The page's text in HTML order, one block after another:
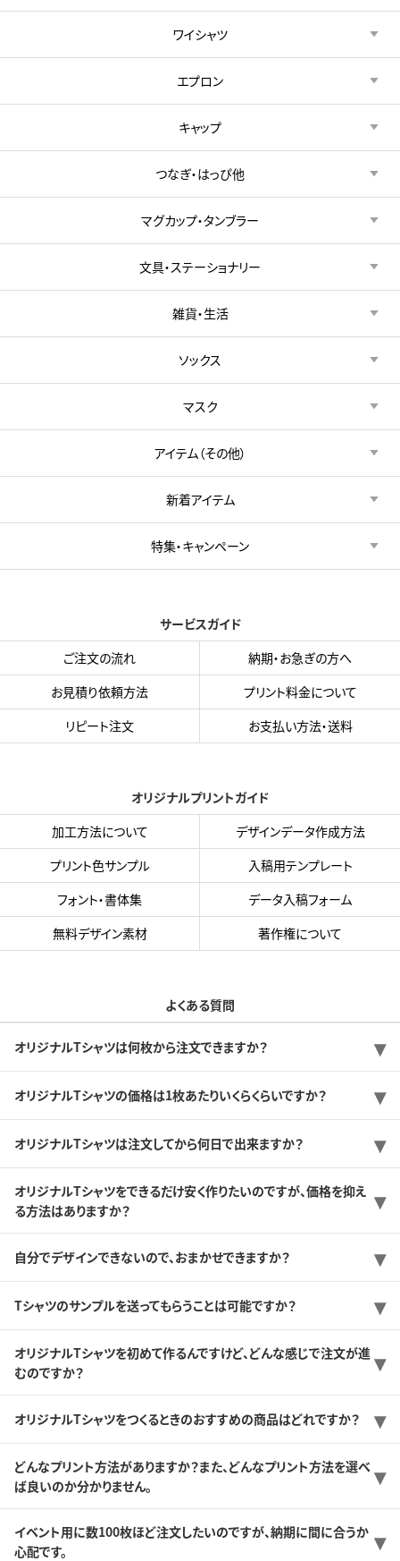
ワイシャツ
エプロン
キャップ
つなぎ・はっぴ他
マグカップ・タンブラー
文具・ステーショナリー
雑貨・生活
ソックス
マスク
アイテム（その他）
新着アイテム
特集・キャンペーン
サービスガイド
ご注文の流れ
納期・お急ぎの方へ
お見積り依頼方法
プリント料金について
リピート注文
お支払い方法・送料
オリジナルプリントガイド
加工方法について
デザインデータ作成方法
プリント色サンプル
入稿用テンプレート
フォント・書体集
データ入稿フォーム
無料デザイン素材
著作権について
よくある質問
オリジナルTシャツは何枚から注文できますか？
オリジナルTシャツの価格は1枚あたりいくらくらいですか？
オリジナルTシャツは注文してから何日で出来ますか？
オリジナルTシャツをできるだけ安く作りたいのですが、価格を抑え
る方法はありますか？
自分でデザインできないので、おまかせできますか？
Tシャツのサンプルを送ってもらうことは可能ですか？
オリジナルTシャツを初めて作るんですけど、どんな感じで注文が進
むのですか？
オリジナルTシャツをつくるときのおすすめの商品はどれですか？
どんなプリント方法がありますか？また、どんなプリント方法を選べ
ば良いのか分かりません。
イベント用に数100枚ほど注文したいのですが、納期に間に合うか
心配です。